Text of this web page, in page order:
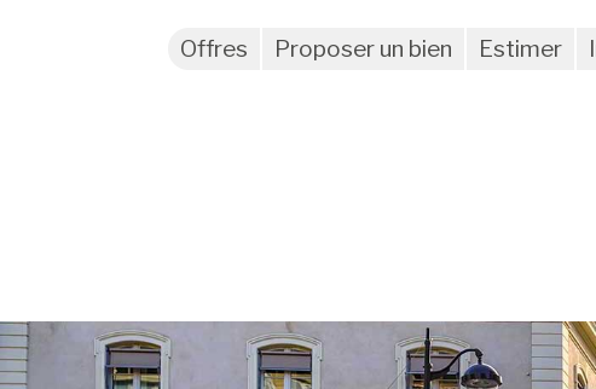
Offres Proposer un bien Estimer